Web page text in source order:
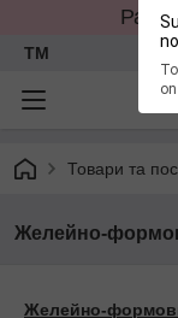
TM
Товари та
Желейно-
Желейно-